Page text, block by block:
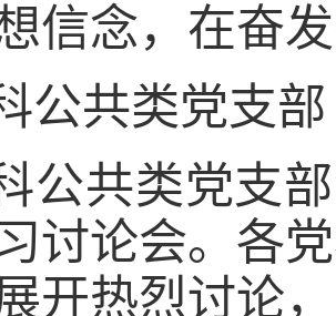
信念，在奋
公共类党支部
公共类党支
讨论会。各
开热烈讨论